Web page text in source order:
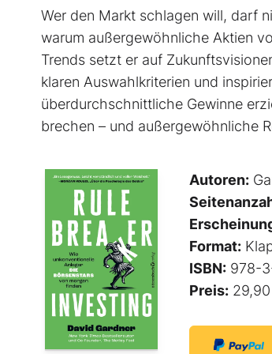
Wer den Markt schlagen will, darf
warum außergewöhnliche Aktien
Trends setzt er auf
klaren Auswahlkriterien und
überdurchschnittliche Gewinne
brechen – und außergewöhnliche
Autoren:
Format:
ISBN: 978-
Preis: